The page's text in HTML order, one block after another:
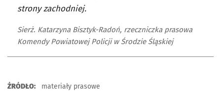
strony zachodniej.
Sierż. Katarzyna Bisztyk-Radoń, rzeczniczka prasowa
Komendy Powiatowej Policji w Środzie Śląskiej
ŹRÓDŁO: materiały prasowe